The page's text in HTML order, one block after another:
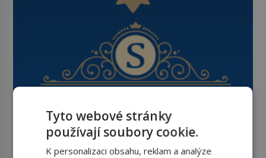
Tyto webové stránky
používají soubory cookie.
K personalizaci obsahu, reklam a analýze